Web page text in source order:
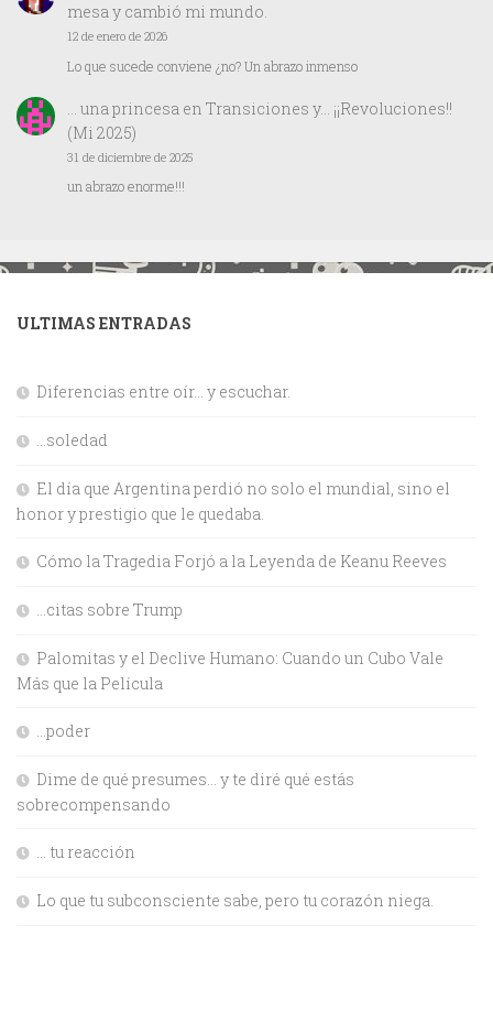
mesa y cambió mi mundo.
12 de enero de 2026
Lo que sucede conviene ¿no? Un abrazo inmenso
… una princesaen Transiciones y… ¡¡Revoluciones!!
(Mi 2025)
31 de diciembre de 2025
un abrazo enorme!!!
ULTIMAS ENTRADAS
Diferencias entre oír… y escuchar.
…soledad
El día que Argentina perdió no solo el mundial, sino el
honor y prestigio que le quedaba.
Cómo la Tragedia Forjó a la Leyenda de Keanu Reeves
…citas sobre Trump
Palomitas y el Declive Humano: Cuando un Cubo Vale
Más que la Película
…poder
Dime de qué presumes… y te diré qué estás
sobrecompensando
… tu reacción
Lo que tu subconsciente sabe, pero tu corazón niega.